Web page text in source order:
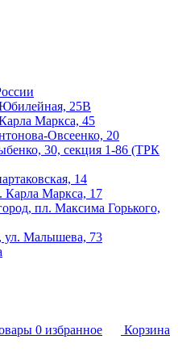
25В
Маркса, 45
Овсеенко, 20
30, секция 1-86 (ТРК
14
Карла Маркса, 17
пл. Максима Горького,
ул. Малышева, 73
0 избранное
Корзина